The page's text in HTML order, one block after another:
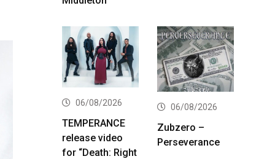
06/08/2026
TEMPERANCE
release video
for “Death: Right
06/08/2026
Zubzero –
Perseverance